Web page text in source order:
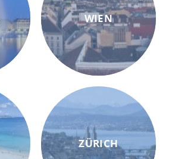
WIEN
ZÜRICH